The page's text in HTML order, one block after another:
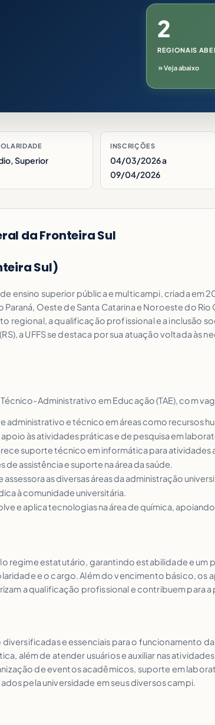
2
REGIONAIS
Veja abaixo
Superior
INSCRIÇÕES
04/03/2026 a
09/04/2026
da Fronteira Sul
Sul)
de ensino superior pública e multicampi, criada
Oeste de Santa Catarina e Noroeste do Rio
a qualificação profissional e a inclusão
(RS), a UFFS se destaca por sua atuação voltada
Administrativo em Educação (TAE), com
administrativo e técnico em áreas como recursos
às atividades práticas e de pesquisa em
suporte técnico em informática para atividades
de assistência e suporte na área da saúde.
as diversas áreas da administração
à comunidade universitária.
e aplica tecnologias na área de química,
regime estatutário, garantindo estabilidade e um
e o cargo. Além do vencimento básico,
a qualificação profissional e contribuem para a
e essenciais para o funcionamento
além de atender usuários e auxiliar nas
de eventos acadêmicos, suporte em
pela universidade em seus diversos campi.